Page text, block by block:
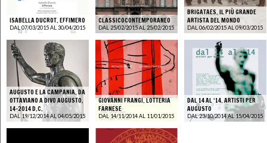
ISABELLA DUCROT. EFFIMERO
DAL 07/03/2015 AL 30/04/2015
CLASSICOCONTEMPORANEO
DAL 25/02/2015 AL 25/02/2015
BRIGATAES. IL PIÙ GRANDE
ARTISTA DEL MONDO
DAL 06/02/2015 AL 09/03/2015
AUGUSTO E LA CAMPANIA. DA
OTTAVIANO A DIVO AUGUSTO.
14-2014 D.C.
DAL 19/12/2014 AL 04/05/2015
GIOVANNI FRANGI. LOTTERIA
FARNESE
DAL 14/11/2014 AL 11/01/2015
DAL 14 AL ‘14. ARTISTI PER
AUGUSTO
DAL 23/10/2014 AL 15/04/2015